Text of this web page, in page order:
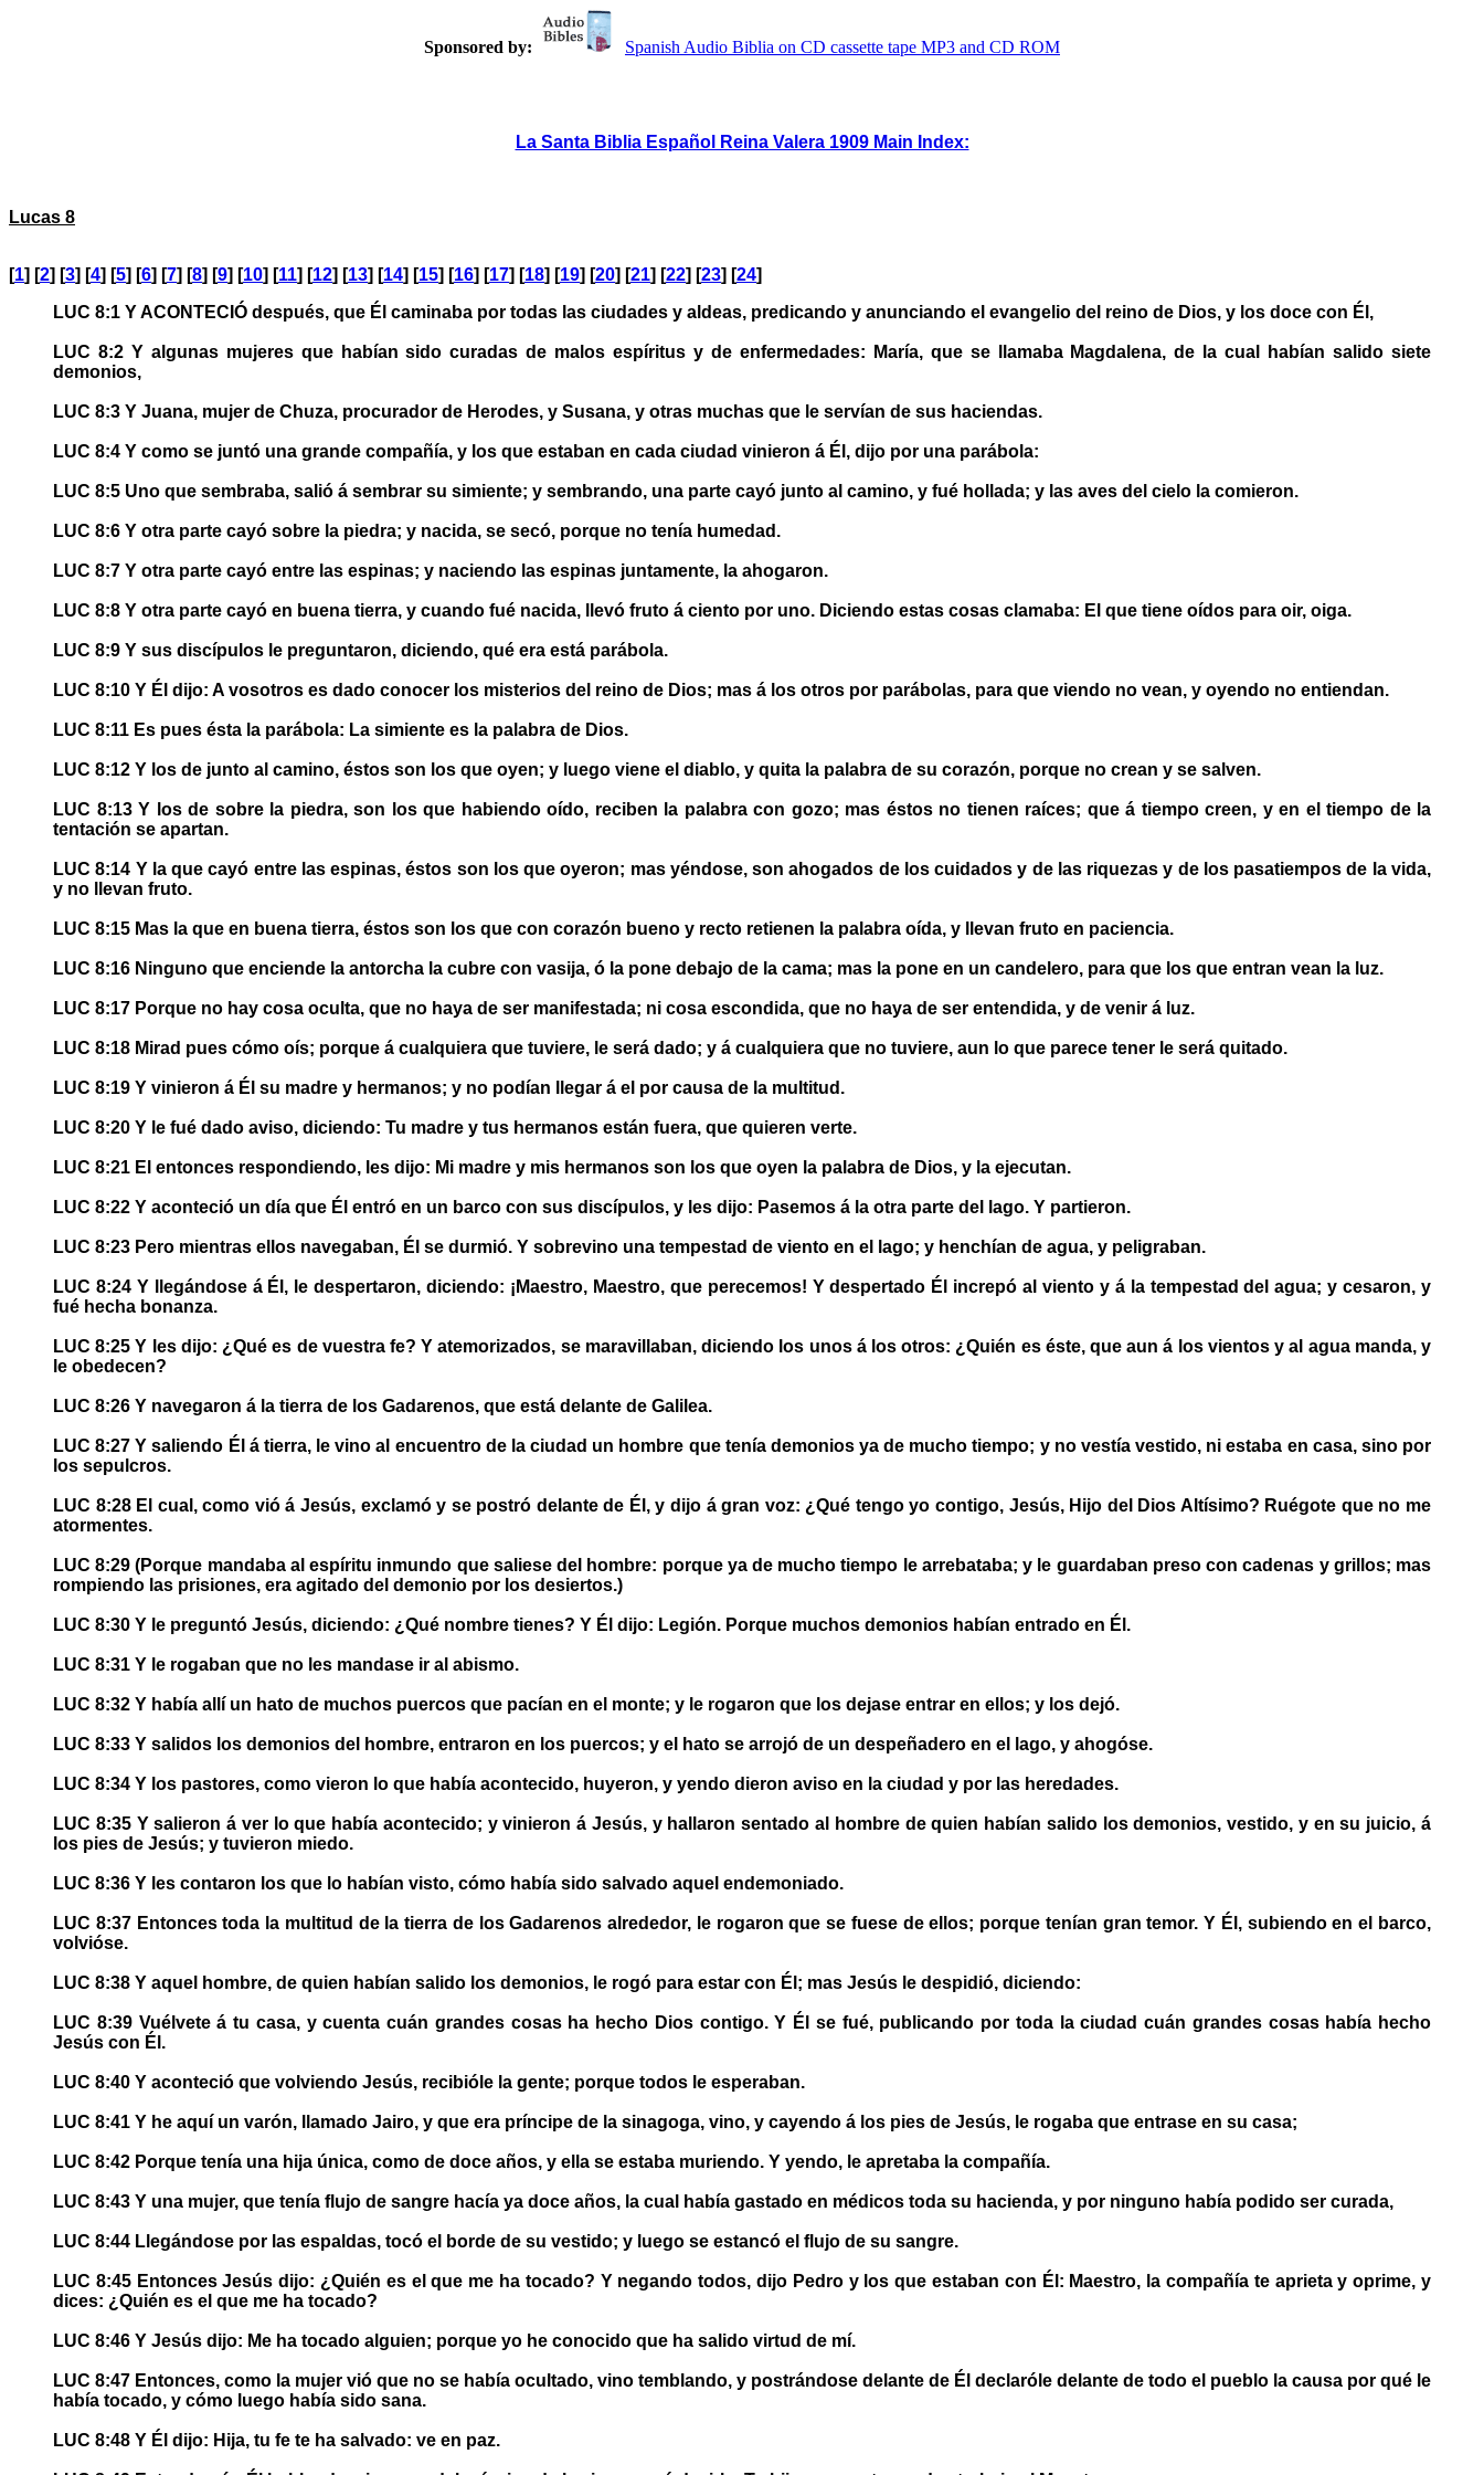
Sponsored by: Spanish Audio Biblia on CD cassette tape MP3 and CD ROM
La Santa Biblia Español Reina Valera 1909 Main Index:
Lucas 8
[1] [2] [3] [4] [5] [6] [7] [8] [9] [10] [11] [12] [13] [14] [15] [16] [17] [18] [19] [20] [21] [22] [23] [24]
LUC 8:1 Y ACONTECIÓ después, que Él caminaba por todas las ciudades y aldeas, predicando y anunciando el evangelio del reino de Dios, y los doce con Él,
LUC 8:2 Y algunas mujeres que habían sido curadas de malos espíritus y de enfermedades: María, que se llamaba Magdalena, de la cual habían salido siete
demonios,
LUC 8:3 Y Juana, mujer de Chuza, procurador de Herodes, y Susana, y otras muchas que le servían de sus haciendas.
LUC 8:4 Y como se juntó una grande compañía, y los que estaban en cada ciudad vinieron á Él, dijo por una parábola:
LUC 8:5 Uno que sembraba, salió á sembrar su simiente; y sembrando, una parte cayó junto al camino, y fué hollada; y las aves del cielo la comieron.
LUC 8:6 Y otra parte cayó sobre la piedra; y nacida, se secó, porque no tenía humedad.
LUC 8:7 Y otra parte cayó entre las espinas; y naciendo las espinas juntamente, la ahogaron.
LUC 8:8 Y otra parte cayó en buena tierra, y cuando fué nacida, llevó fruto á ciento por uno. Diciendo estas cosas clamaba: El que tiene oídos para oir, oiga.
LUC 8:9 Y sus discípulos le preguntaron, diciendo, qué era está parábola.
LUC 8:10 Y Él dijo: A vosotros es dado conocer los misterios del reino de Dios; mas á los otros por parábolas, para que viendo no vean, y oyendo no entiendan.
LUC 8:11 Es pues ésta la parábola: La simiente es la palabra de Dios.
LUC 8:12 Y los de junto al camino, éstos son los que oyen; y luego viene el diablo, y quita la palabra de su corazón, porque no crean y se salven.
LUC 8:13 Y los de sobre la piedra, son los que habiendo oído, reciben la palabra con gozo; mas éstos no tienen raíces; que á tiempo creen, y en el tiempo de la
tentación se apartan.
LUC 8:14 Y la que cayó entre las espinas, éstos son los que oyeron; mas yéndose, son ahogados de los cuidados y de las riquezas y de los pasatiempos de la vida,
y no llevan fruto.
LUC 8:15 Mas la que en buena tierra, éstos son los que con corazón bueno y recto retienen la palabra oída, y llevan fruto en paciencia.
LUC 8:16 Ninguno que enciende la antorcha la cubre con vasija, ó la pone debajo de la cama; mas la pone en un candelero, para que los que entran vean la luz.
LUC 8:17 Porque no hay cosa oculta, que no haya de ser manifestada; ni cosa escondida, que no haya de ser entendida, y de venir á luz.
LUC 8:18 Mirad pues cómo oís; porque á cualquiera que tuviere, le será dado; y á cualquiera que no tuviere, aun lo que parece tener le será quitado.
LUC 8:19 Y vinieron á Él su madre y hermanos; y no podían llegar á el por causa de la multitud.
LUC 8:20 Y le fué dado aviso, diciendo: Tu madre y tus hermanos están fuera, que quieren verte.
LUC 8:21 El entonces respondiendo, les dijo: Mi madre y mis hermanos son los que oyen la palabra de Dios, y la ejecutan.
LUC 8:22 Y aconteció un día que Él entró en un barco con sus discípulos, y les dijo: Pasemos á la otra parte del lago. Y partieron.
LUC 8:23 Pero mientras ellos navegaban, Él se durmió. Y sobrevino una tempestad de viento en el lago; y henchían de agua, y peligraban.
LUC 8:24 Y llegándose á Él, le despertaron, diciendo: ¡Maestro, Maestro, que perecemos! Y despertado Él increpó al viento y á la tempestad del agua; y cesaron, y
fué hecha bonanza.
LUC 8:25 Y les dijo: ¿Qué es de vuestra fe? Y atemorizados, se maravillaban, diciendo los unos á los otros: ¿Quién es éste, que aun á los vientos y al agua manda, y
le obedecen?
LUC 8:26 Y navegaron á la tierra de los Gadarenos, que está delante de Galilea.
LUC 8:27 Y saliendo Él á tierra, le vino al encuentro de la ciudad un hombre que tenía demonios ya de mucho tiempo; y no vestía vestido, ni estaba en casa, sino por
los sepulcros.
LUC 8:28 El cual, como vió á Jesús, exclamó y se postró delante de Él, y dijo á gran voz: ¿Qué tengo yo contigo, Jesús, Hijo del Dios Altísimo? Ruégote que no me
atormentes.
LUC 8:29 (Porque mandaba al espíritu inmundo que saliese del hombre: porque ya de mucho tiempo le arrebataba; y le guardaban preso con cadenas y grillos; mas
rompiendo las prisiones, era agitado del demonio por los desiertos.)
LUC 8:30 Y le preguntó Jesús, diciendo: ¿Qué nombre tienes? Y Él dijo: Legión. Porque muchos demonios habían entrado en Él.
LUC 8:31 Y le rogaban que no les mandase ir al abismo.
LUC 8:32 Y había allí un hato de muchos puercos que pacían en el monte; y le rogaron que los dejase entrar en ellos; y los dejó.
LUC 8:33 Y salidos los demonios del hombre, entraron en los puercos; y el hato se arrojó de un despeñadero en el lago, y ahogóse.
LUC 8:34 Y los pastores, como vieron lo que había acontecido, huyeron, y yendo dieron aviso en la ciudad y por las heredades.
LUC 8:35 Y salieron á ver lo que había acontecido; y vinieron á Jesús, y hallaron sentado al hombre de quien habían salido los demonios, vestido, y en su juicio, á
los pies de Jesús; y tuvieron miedo.
LUC 8:36 Y les contaron los que lo habían visto, cómo había sido salvado aquel endemoniado.
LUC 8:37 Entonces toda la multitud de la tierra de los Gadarenos alrededor, le rogaron que se fuese de ellos; porque tenían gran temor. Y Él, subiendo en el barco,
volvióse.
LUC 8:38 Y aquel hombre, de quien habían salido los demonios, le rogó para estar con Él; mas Jesús le despidió, diciendo:
LUC 8:39 Vuélvete á tu casa, y cuenta cuán grandes cosas ha hecho Dios contigo. Y Él se fué, publicando por toda la ciudad cuán grandes cosas había hecho
Jesús con Él.
LUC 8:40 Y aconteció que volviendo Jesús, recibióle la gente; porque todos le esperaban.
LUC 8:41 Y he aquí un varón, llamado Jairo, y que era príncipe de la sinagoga, vino, y cayendo á los pies de Jesús, le rogaba que entrase en su casa;
LUC 8:42 Porque tenía una hija única, como de doce años, y ella se estaba muriendo. Y yendo, le apretaba la compañía.
LUC 8:43 Y una mujer, que tenía flujo de sangre hacía ya doce años, la cual había gastado en médicos toda su hacienda, y por ninguno había podido ser curada,
LUC 8:44 Llegándose por las espaldas, tocó el borde de su vestido; y luego se estancó el flujo de su sangre.
LUC 8:45 Entonces Jesús dijo: ¿Quién es el que me ha tocado? Y negando todos, dijo Pedro y los que estaban con Él: Maestro, la compañía te aprieta y oprime, y
dices: ¿Quién es el que me ha tocado?
LUC 8:46 Y Jesús dijo: Me ha tocado alguien; porque yo he conocido que ha salido virtud de mí.
LUC 8:47 Entonces, como la mujer vió que no se había ocultado, vino temblando, y postrándose delante de Él declaróle delante de todo el pueblo la causa por qué le
había tocado, y cómo luego había sido sana.
LUC 8:48 Y Él dijo: Hija, tu fe te ha salvado: ve en paz.